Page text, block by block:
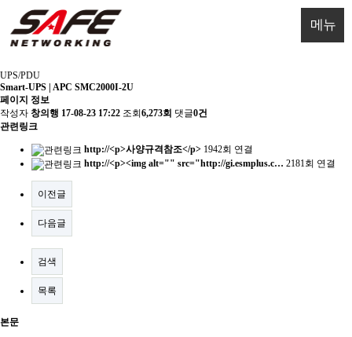
메뉴
UPS/PDU
Smart-UPS | APC SMC2000I-2U
페이지 정보
작성자 창의행 17-08-23 17:22 조회 6,273회 댓글0건
관련링크
http://<p>사양규격참조</p> 1942회 연결
http://<p><img alt="" src="http://gi.esmplus.c… 2181회 연결
이전글
다음글
검색
목록
본문